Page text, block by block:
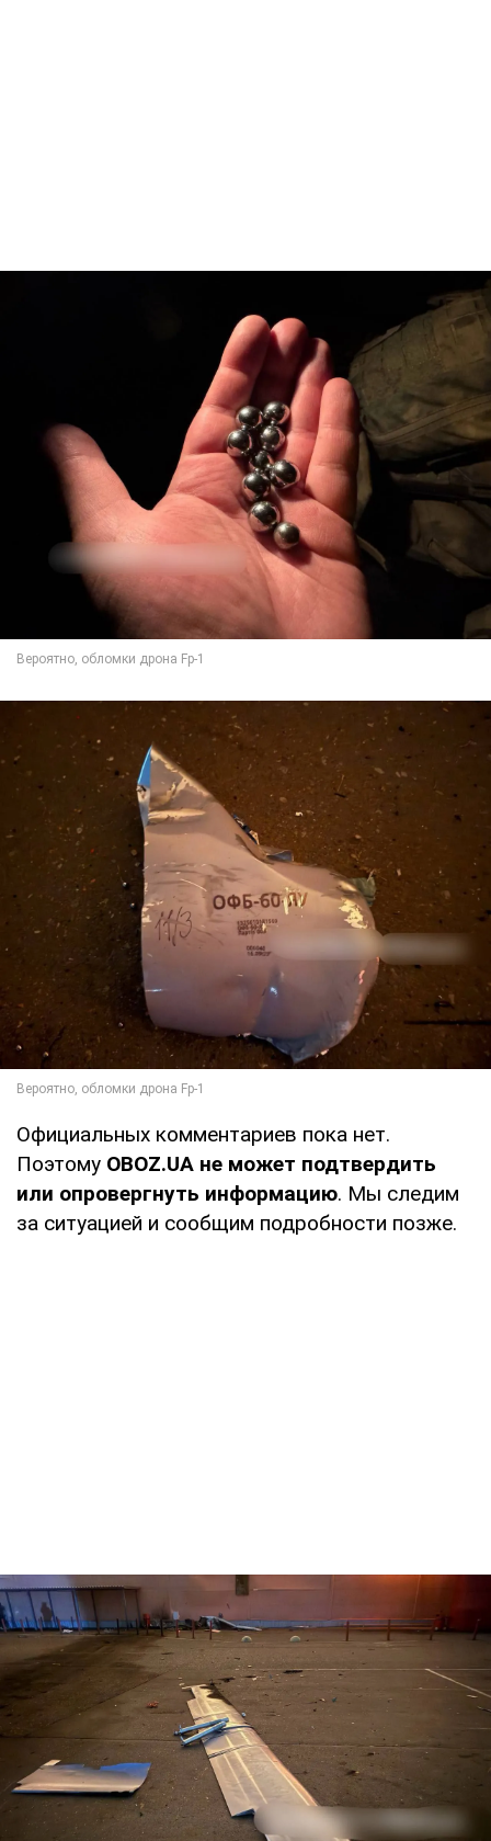
Официальных комментариев пока нет.
Поэтому OBOZ.UA не может подтвердить
или опровергнуть информацию. Мы следим
за ситуацией и сообщим подробности позже.